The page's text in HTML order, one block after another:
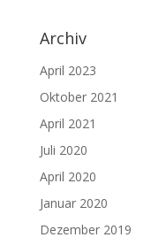
Archiv
April 2023
Oktober 2021
April 2021
Juli 2020
April 2020
Januar 2020
Dezember 2019